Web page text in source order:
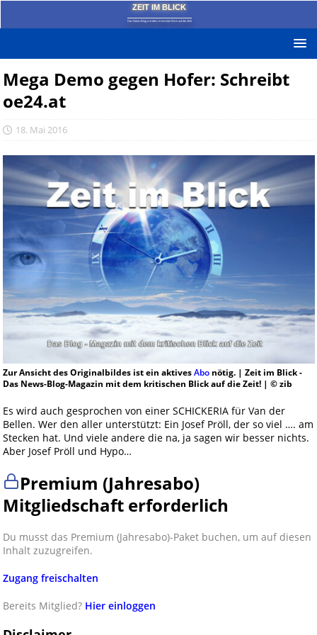
ZEIT IM BLICK
Das News-Blog mit dem kritischen Blick auf die Zeit!
Mega Demo gegen Hofer: Schreibt
oe24.at
18. Mai 2016
Zur Ansicht des Originalbildes ist ein aktivesAbonötig. | Zeit im Blick -
Das News-Blog-Magazin mit dem kritischen Blick auf die Zeit! | © zib
Es wird auch gesprochen von einer SCHICKERIA für Van der
Bellen. Wer den aller unterstützt: Ein Josef Pröll, der so viel …. am
Stecken hat. Und viele andere die na, ja sagen wir besser nichts.
Aber Josef Pröll und Hypo…
Premium (Jahresabo)
Mitgliedschaft erforderlich
Du musst das Premium (Jahresabo)-Paket buchen, um auf diesen
Inhalt zuzugreifen.
Zugang freischalten
Bereits Mitglied? Hier einloggen